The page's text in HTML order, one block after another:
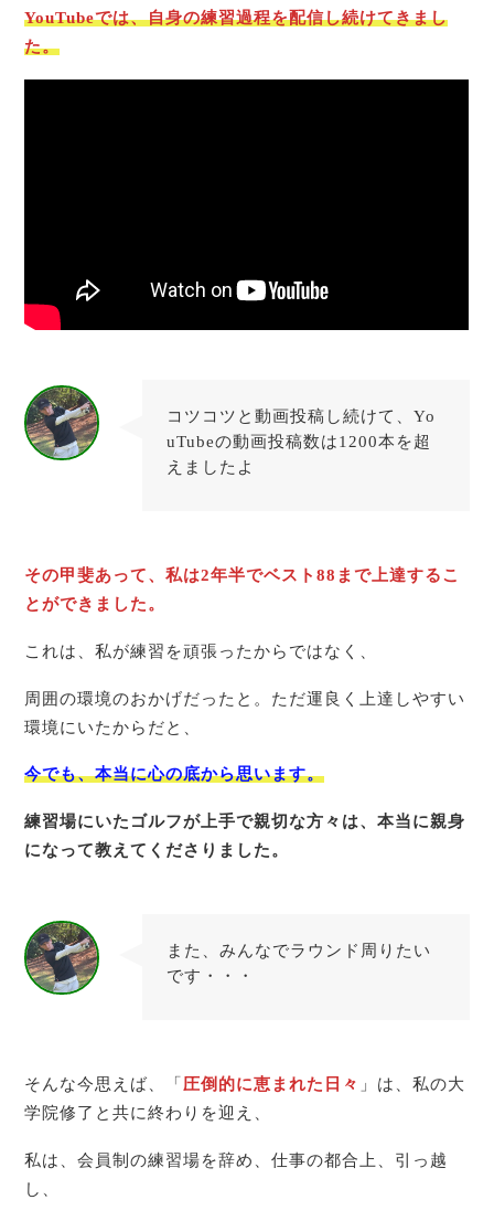
YouTubeでは、自身の練習過程を配信し続けてきまし
た。
コツコツと動画投稿し続けて、Yo
uTubeの動画投稿数は1200本を超
えましたよ
その甲斐あって、私は2年半でベスト88まで上達するこ
とができました。
これは、私が練習を頑張ったからではなく、
周囲の環境のおかげだったと。ただ運良く上達しやすい
環境にいたからだと、
今でも、本当に心の底から思います。
練習場にいたゴルフが上手で親切な方々は、本当に親身
になって教えてくださりました。
また、みんなでラウンド周りたい
です・・・
そんな今思えば、「 圧倒的に恵まれた日々 」は、私の大
学院修了と共に終わりを迎え、
私は、会員制の練習場を辞め、仕事の都合上、引っ越
し、